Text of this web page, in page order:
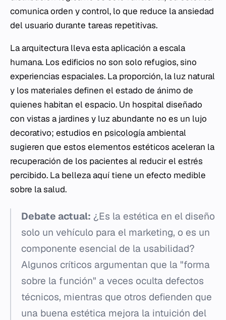
comunica orden y control, lo que reduce la ansiedad
del usuario durante tareas repetitivas.
La arquitectura lleva esta aplicación a escala
humana. Los edificios no son solo refugios, sino
experiencias espaciales. La proporción, la luz natural
y los materiales definen el estado de ánimo de
quienes habitan el espacio. Un hospital diseñado
con vistas a jardines y luz abundante no es un lujo
decorativo; estudios en psicologíaambiental
sugieren que estos elementos estéticos aceleran la
recuperación de los pacientes al reducir elestrés
percibido. La belleza aquí tiene un efecto medible
sobre la salud.
Debate actual: ¿Es la estética en el diseño
solo un vehículo para el marketing, o es un
componente esencial de la usabilidad?
Algunos críticos argumentan que la "forma
sobre la función" a veces oculta defectos
técnicos, mientras que otros defienden que
una buena estética mejora la intuición del